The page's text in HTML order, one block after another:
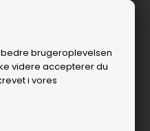
brugeroplevelsen
videre accepterer du
i vores